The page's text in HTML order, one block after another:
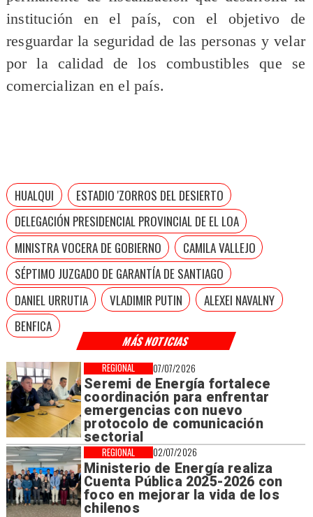
MÁS NOTICIAS
07/07/2026
Seremi de Energía fortalece
coordinación para enfrentar
emergencias con nuevo
protocolo de comunicación
sectorial
REGIONAL
02/07/2026
Ministerio de Energía realiza
Cuenta Pública 2025-2026 con
foco en mejorar la vida de los
chilenos
REGIONAL
institución en el país, con el objetivo de
resguardar la seguridad de las personas y velar
por la calidad de los combustibles que se
comercializan en el país.
HUALQUI
ESTADIO 'ZORROS DEL DESIERTO
DELEGACIÓN PRESIDENCIAL PROVINCIAL DE EL LOA
MINISTRA VOCERA DE GOBIERNO
CAMILA VALLEJO
SÉPTIMO JUZGADO DE GARANTÍA DE SANTIAGO
DANIEL URRUTIA
VLADIMIR PUTIN
ALEXEI NAVALNY
BENFICA